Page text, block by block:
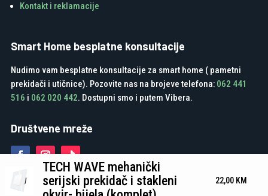
Kontakt i reklamacije
Smart Home besplatne konsultacije
Nudimo vam besplatne konsultacije za smart home ( pametni
prekidači i utičnice). Pozovite nas na brojeve telefona: 062 441
516 i 062 020 442. Dostupni smo i putem Vibera.
Društvene mreže
TECH WAVE mehanički
serijski prekidač i stakleni
22,00 KM